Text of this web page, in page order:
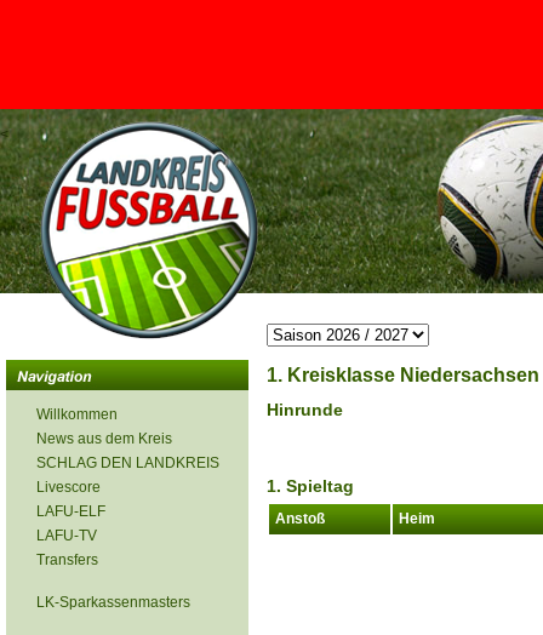
<
Willkommen
News aus dem Kreis
SCHLAG DEN LANDKREIS
Livescore
LAFU-ELF
LAFU-TV
Transfers
LK-Sparkassenmasters
1. Kreisklasse Niedersachsen
Hinrunde
1. Spieltag
Anstoß Heim